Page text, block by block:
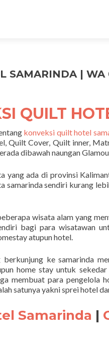
SAMARINDA |
QUILT
konveksi quilt hotel
Quilt Cover, Quilt inner,
dibawah naungan
yang ada di provinsi
samarinda sendiri kurang
wisata alam yang
bagi para wisatawan
atupun hotel.
berkunjung ke samarinda
home stay untuk
membuat para pengelola
satunya yakni sprei hotel
Samarinda |